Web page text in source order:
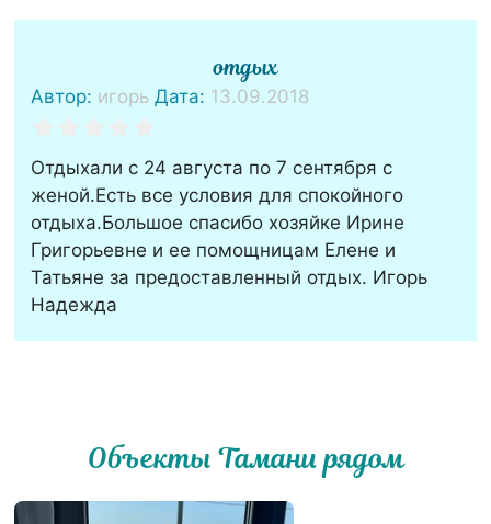
отдых
Автор: игорь Дата: 13.09.2018
Отдыхали с 24 августа по 7 сентября с
женой.Есть все условия для спокойного
отдыха.Большое спасибо хозяйке Ирине
Григорьевне и ее помощницам Елене и
Татьяне за предоставленный отдых. Игорь
Надежда
Объекты Тамани рядом